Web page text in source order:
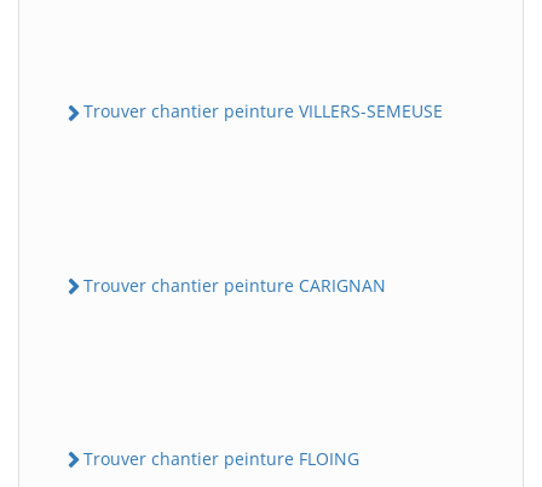
Trouver chantier peinture VILLERS-SEMEUSE
Trouver chantier peinture CARIGNAN
Trouver chantier peinture FLOING